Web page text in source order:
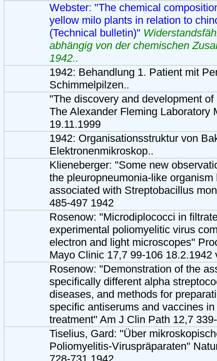
Webster: "The chemical
yellow milo plants in relation to
(Technical bulletin)"
abhängig von der chemischen
1942..
1942: Behandlung 1. Patient mit
Schimmelpilzen..
"The discovery and development
The Alexander Fleming Laboratory
19.11.1999
1942: Organisationsstruktur von
Elektronenmikroskop..
Klieneberger: "Some new
the pleuropneumonia-like organism
associated with Streptobacillus
485-497 1942
Rosenow: "Microdiplococci in
experimental poliomyelitic virus
electron and light microscopes"
Mayo Clinic 17,7 99-106 18.2.1942
Rosenow: "Demonstration of the
specifically different alpha
diseases, and methods for
specific antiserums and vaccines
treatment" Am J Clin Path 12,7
Tiselius, Gard: "Über
Poliomyelitis-Viruspräparaten"